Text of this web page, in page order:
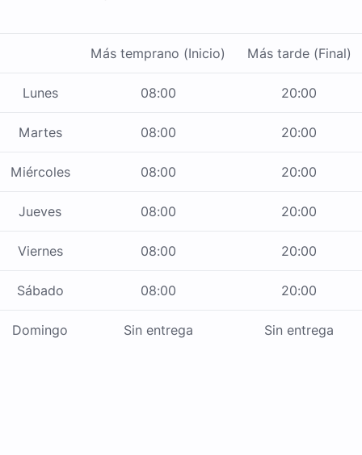
Más temprano (Inicio) Más tarde (Final)
Lunes 08:00 20:00
Martes 08:00 20:00
Miércoles 08:00 20:00
Jueves 08:00 20:00
Viernes 08:00 20:00
Sábado 08:00 20:00
Domingo Sin entrega Sin entrega